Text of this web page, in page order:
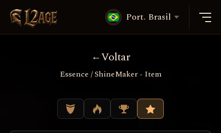
Port. Brasil
Voltar
Essence / ShineMaker - Item